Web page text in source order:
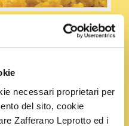
necessari proprietari per
del sito, cookie
Zafferano Leprotto ed i